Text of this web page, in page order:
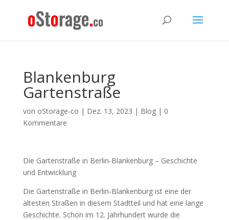
Blankenburg
Gartenstraße
von oStorage-co | Dez. 13, 2023 | Blog| 0
Kommentare
Die Gartenstraße in Berlin-Blankenburg – Geschichte
und Entwicklung
Die Gartenstraße in Berlin-Blankenburg ist eine der
ältesten Straßen in diesem Stadtteil und hat eine lange
Geschichte. Schon im 12. Jahrhundert wurde die